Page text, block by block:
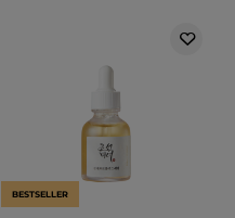
BESTSELLER